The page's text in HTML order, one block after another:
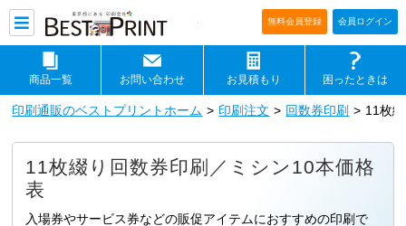
印刷通販ベストプリントベストプリ
無料会員登録 会員ログイン
商品一覧 お問い合わせ お見積もり 困ったときは
印刷通販のベストプリントホーム 印刷注文 回数券印刷 11枚
11枚綴り回数券印刷／ミシン10本価格
表
入場券やサービス券などの販促アイテムにおすすめの印刷で